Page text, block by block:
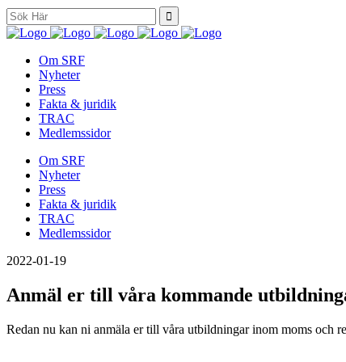
Search
for:
Om SRF
Nyheter
Press
Fakta & juridik
TRAC
Medlemssidor
Om SRF
Nyheter
Press
Fakta & juridik
TRAC
Medlemssidor
2022-01-19
Anmäl er till våra kommande
Redan nu kan ni anmäla er till våra utbildningar inom moms och